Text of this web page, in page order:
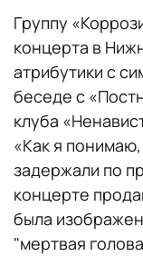
Группу
концерта в
атрибутики с
беседе с
клуба
«Как я
задержали по
концерте
была
"мертвая